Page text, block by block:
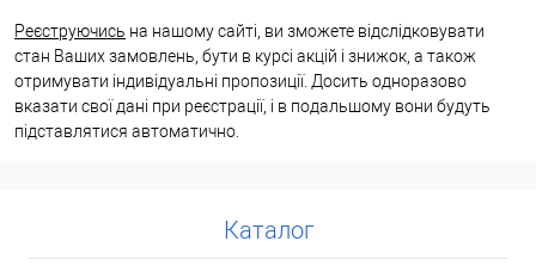
Реєструючись на нашому сайті, ви зможете відслідковувати
стан Ваших замовлень, бути в курсі акцій і знижок, а також
отримувати індивідуальні пропозиції. Досить одноразово
вказати свої дані при реєстрації, і в подальшому вони будуть
підставлятися автоматично.
Каталог